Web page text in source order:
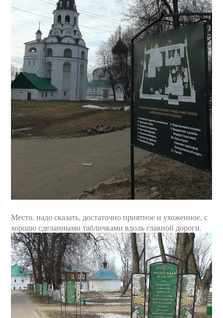
Место, надо сказать, достаточно приятное и ухоженное, с
хорошо сделанными табличками вдоль главной дороги.